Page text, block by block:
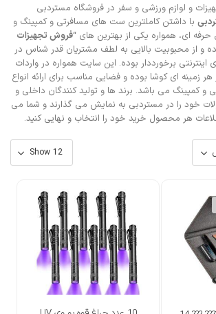
و لوازم ورزشی و سفر در فروشگاه مستردبی
با داشتن کاملترین ست های مسافرتی و کمپینگ و
ای، همواره یکی از بهترین های “فروش تجهیزات
و از محبوبیت بالایی به لطف مشتریان قدر شناس در
اینترنتی برخورددار بوده. این سایت همواره در واردات
زمینه ای کوشا بوده و فضایی مناسب برای ارائه انواع
و کمپینگ می باشد. برند ها و تولید کنندگان داخلی و
خود را در مستردبی به نمایش می گذارند و شما می
هر محصول خرید خود را انتخاب و نهایی کنید.